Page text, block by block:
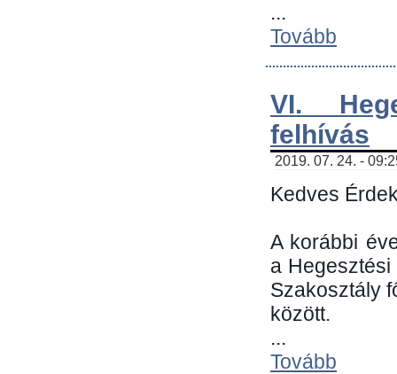
...
Tovább
VI.
felhívás
2019. 07. 24. -
Kedves
A korábbi
a
Szakosztály
között.
...
Tovább